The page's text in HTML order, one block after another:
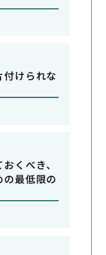
けられな
くべき、
最低限の